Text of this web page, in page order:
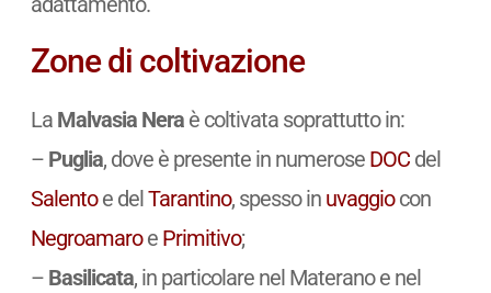
Zone di coltivazione
La Malvasia Neraè coltivata soprattutto in:
– Puglia, dove è presente in numerose DOCdel
Salentoe delTarantino, spesso in uvaggiocon
Negroamaroe Primitivo;
– Basilicata, in particolare nel Materano e nel